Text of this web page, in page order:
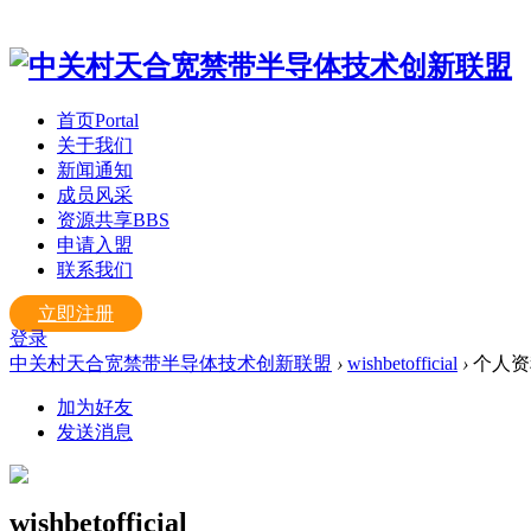
首页Portal
关于我们
新闻通知
成员风采
资源共享BBS
申请入盟
联系我们
立即注册
登录
中关村天合宽禁带半导体技术创新联盟 › wishbetofficial › 个人
加为好友
发送消息
wishbetofficial